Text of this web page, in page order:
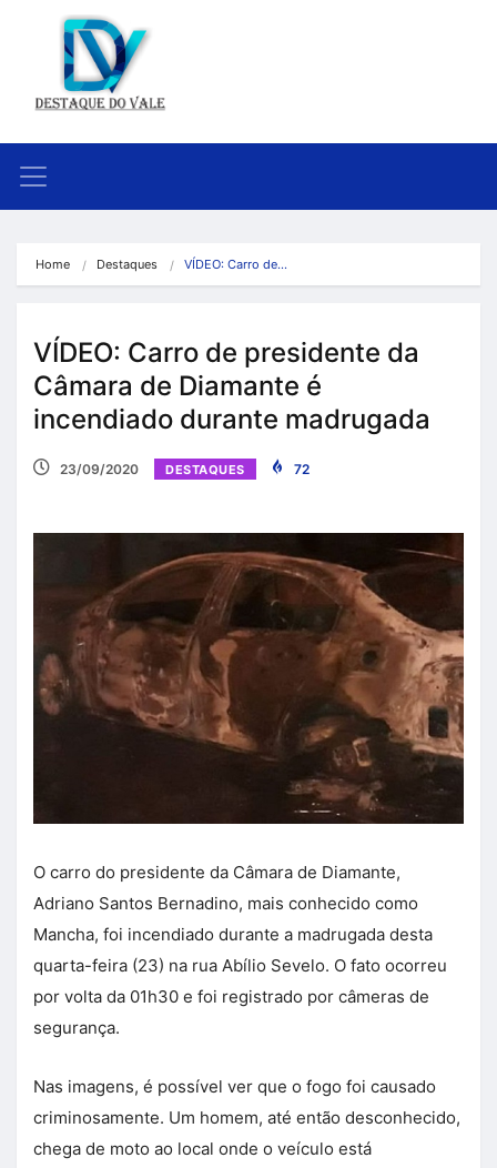
Home Destaques VÍDEO: Carro de…
VÍDEO: Carro de presidente da
Câmara de Diamante é
incendiado durante madrugada
23/09/2020 DESTAQUES 72
O carro do presidente da Câmara de Diamante,
Adriano Santos Bernadino, mais conhecido como
Mancha, foi incendiado durante a madrugada desta
quarta-feira (23) na rua Abílio Sevelo. O fato ocorreu
por volta da 01h30 e foi registrado por câmeras de
segurança.
Nas imagens, é possível ver que o fogo foi causado
criminosamente. Um homem, até então desconhecido,
chega de moto ao local onde o veículo está